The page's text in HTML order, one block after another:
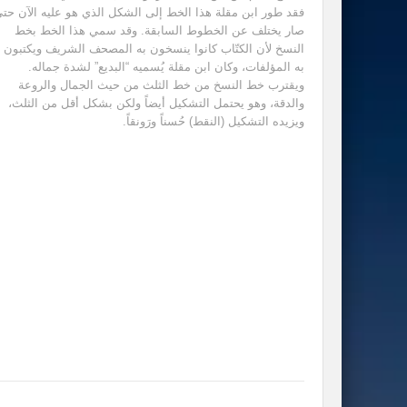
فقد طور ابن مقلة هذا الخط إلى الشكل الذي هو عليه الآن
صار يختلف عن الخطوط السابقة. وقد سمي هذا الخط بخط
النسخ لأن الكتّاب كانوا ينسخون به المصحف الشريف ويكتبون
به المؤلفات، وكان ابن مقلة يُسميه “البديع” لشدة جماله.
ويقترب خط النسخ من خط الثلث من حيث الجمال والروعة
والدقة، وهو يحتمل التشكيل أيضاً ولكن بشكل أقل من الثلث،
ويزيده التشكيل (النقط) حُسناً ورَونقاً.